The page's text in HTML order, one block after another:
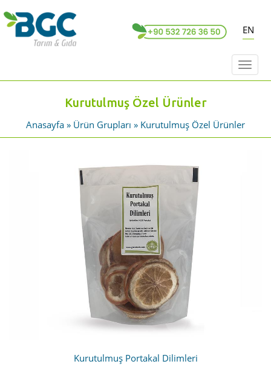
EN
Toggle
Kurutulmuş Özel Ürünler
Anasayfa » Ürün Grupları » Kurutulmuş Özel Ürünler
Kurutulmuş Portakal Dilimleri